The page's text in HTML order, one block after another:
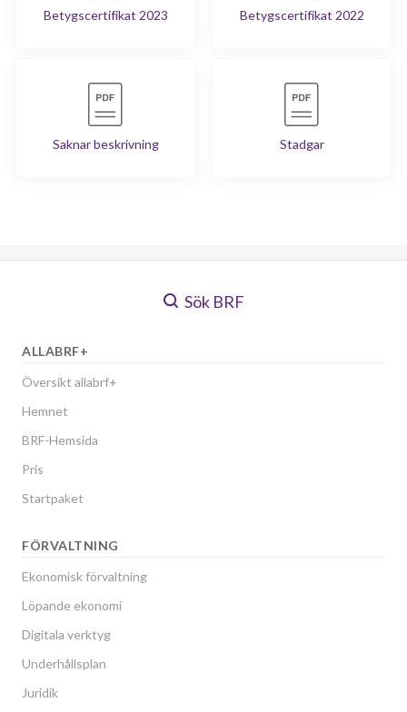
Betygscertifikat 2023 Betygscertifikat 2022
Saknar beskrivning Stadgar
Sök BRF
ALLABRF+
Översikt allabrf+
Hemnet
BRF-Hemsida
Pris
Startpaket
FÖRVALTNING
Ekonomisk förvaltning
Löpande ekonomi
Digitala verktyg
Underhållsplan
Juridik